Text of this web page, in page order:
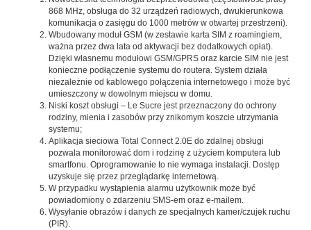
868 MHz, obsługa do 32 urządzeń radiowych, dwukierunkowa
komunikacja o zasięgu do 1000 metrów w otwartej przestrzeni).
Wbudowany moduł GSM (w zestawie karta SIM z roamingiem,
ważna przez dwa lata od aktywacji bez dodatkowych opłat).
Dzięki własnemu modułowi GSM/GPRS oraz karcie SIM nie jest
konieczne podłączenie systemu do routera. System działa
niezależnie od kablowego połączenia internetowego i może być
umieszczony w dowolnym miejscu w domu.
Niski koszt obsługi – Le Sucre jest przeznaczony do ochrony
rodziny, mienia i zasobów przy znikomym koszcie utrzymania
systemu;
Aplikacja sieciowa Total Connect 2.0E do zdalnej obsługi
pozwala monitorować dom i rodzinę z użyciem komputera lub
smartfonu. Oprogramowanie to nie wymaga instalacji. Dostęp
uzyskuje się przez przeglądarkę internetową.
W przypadku wystąpienia alarmu użytkownik może być
powiadomiony o zdarzeniu SMS-em oraz e-mailem.
Wysyłanie obrazów i danych ze specjalnych kamer/czujek ruchu
(PIR).